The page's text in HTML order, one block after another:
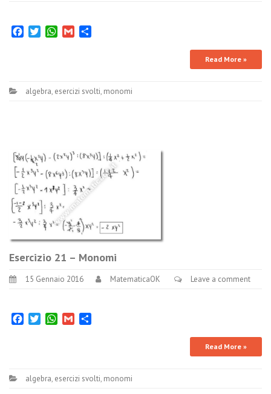
FacebookTwitterWhatsApp
Gmail
Read More »
algebra, esercizi svolti, monomi
Esercizio 21 – Monomi
15 Gennaio 2016 MatematicaOK Leave a comment
FacebookTwitterWhatsApp
Gmail
Read More »
algebra, esercizi svolti, monomi